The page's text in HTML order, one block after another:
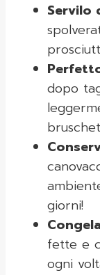
Servilo
dopo
giorni!
fette e
ogni